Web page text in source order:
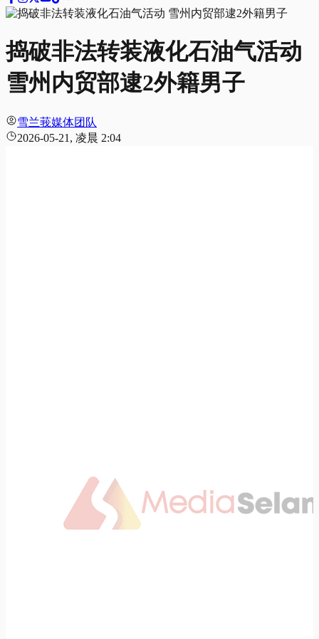
捣破非法转装液化石油气活动
雪州内贸部逮2外籍男子
雪兰莪媒体团队
2026-05-21, 凌晨 2:04